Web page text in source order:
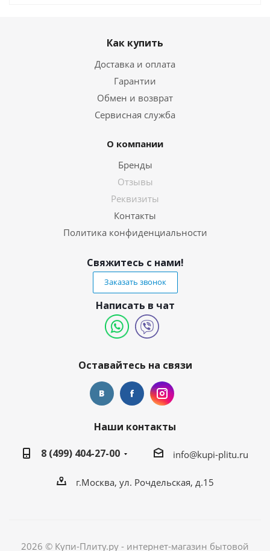
Как купить
Доставка и оплата
Гарантии
Обмен и возврат
Сервисная служба
О компании
Бренды
Отзывы
Реквизиты
Контакты
Политика конфиденциальности
Свяжитесь с нами!
Заказать звонок
Написать в чат
Оставайтесь на связи
Наши контакты
8 (499) 404-27-00
info@kupi-plitu.ru
г.Москва, ул. Рочдельская, д.15
2026 © Купи-Плиту.ру - интернет-магазин бытовой